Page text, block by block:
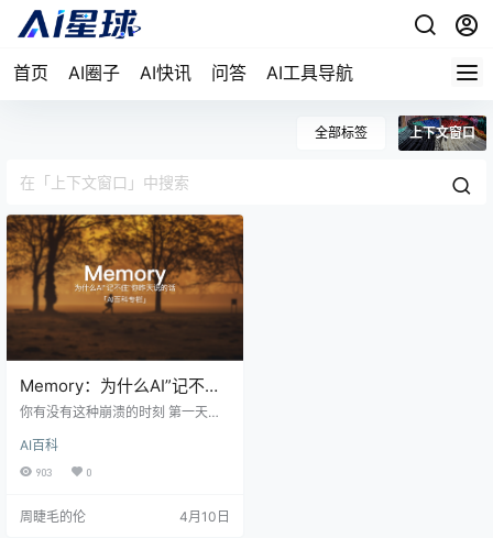
首页 AI圈子 AI快讯 问答 AI工具导航
全部标签 上下文窗口
Memory：为什么AI”记不住”
你昨天说的话
你有没有这种崩溃的时刻 第一天，
写一份介绍"。 第二天，你问AI"我
的公司叫什么名字"，它一脸茫
这就是AI的"记忆"本质：它根本没有
AI百科
903 0
周睫毛的伦 4月10日